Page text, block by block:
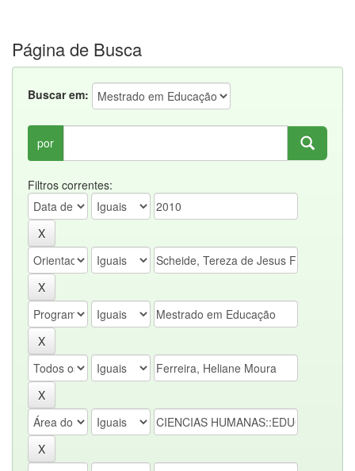
Página de Busca
Buscar em:
por
Filtros correntes: